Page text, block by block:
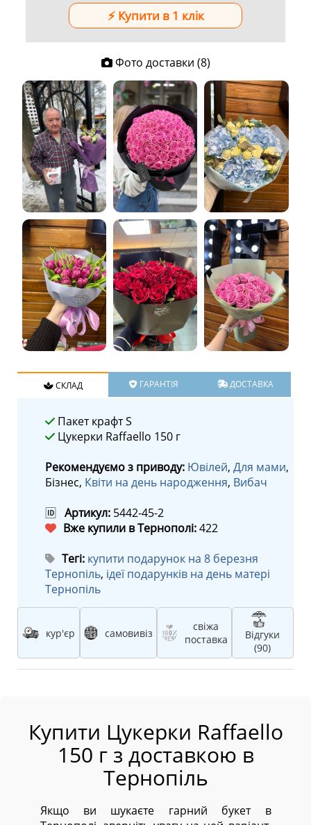
Фото доставки (8)
СКЛАД ГАРАНТІЯ ДОСТАВКА
Пакет крафт S
Цукерки Raffaello 150 г
Рекомендуємо з приводу: Ювілей, Для мами,
Бізнес, Квіти на день народження, Вибач
🆔 Артикул: 5442-45-2
Вже купили в Тернополі:422
Тегі: купити подарунок на 8 березня
Тернопіль, ідеї подарунків на день матері
Тернопіль
кур'єр самовивіз
свіжа
поставка
Відгуки
(90)
Купити Цукерки Raffaello
150 г з доставкою в
Тернопіль
Якщо ви шукаєте гарний букет в